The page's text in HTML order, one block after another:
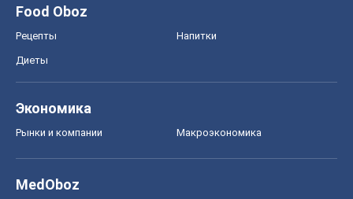
Food Oboz
Рецепты Напитки
Диеты
Экономика
Рынки и компании Mакроэкономика
MedOboz